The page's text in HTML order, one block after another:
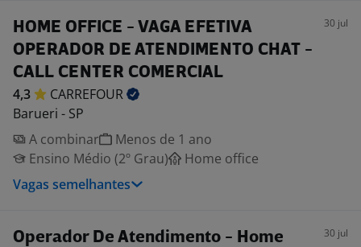
HOME OFFICE - VAGA EFETIVA
OPERADOR DE ATENDIMENTO CHAT -
CALL CENTER COMERCIAL
30 jul
4,3
CARREFOUR
Barueri - SP
A combinar
Menos de 1 ano
Ensino Médio (2º Grau)
Home office
Vagas semelhantes
Operador De Atendimento - Home
30 jul